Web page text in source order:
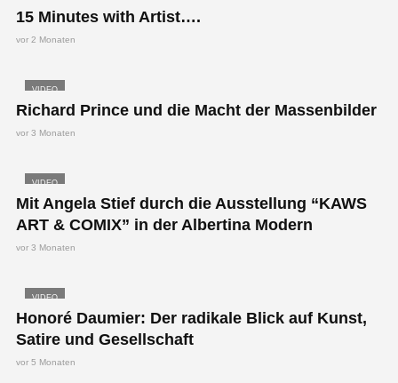
15 Minutes with Artist….
vor 2 Monaten
VIDEO
Richard Prince und die Macht der Massenbilder
vor 3 Monaten
VIDEO
Mit Angela Stief durch die Ausstellung “KAWS
ART & COMIX” in der Albertina Modern
vor 3 Monaten
VIDEO
Honoré Daumier: Der radikale Blick auf Kunst,
Satire und Gesellschaft
vor 5 Monaten